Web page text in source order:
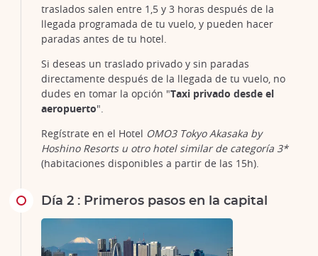
traslados salen entre 1,5 y 3 horas después de la
llegada programada de tu vuelo, y pueden hacer
paradas antes de tu hotel.
Si deseas un traslado privado y sin paradas
directamente después de la llegada de tu vuelo, no
dudes en tomar la opción "Taxi privado desde el
aeropuerto".
Regístrate en el Hotel OMO3 Tokyo Akasaka by
Hoshino Resorts u otro hotel similar de categoría 3*
(habitaciones disponibles a partir de las 15h).
Día 2 : Primeros pasos en la capital